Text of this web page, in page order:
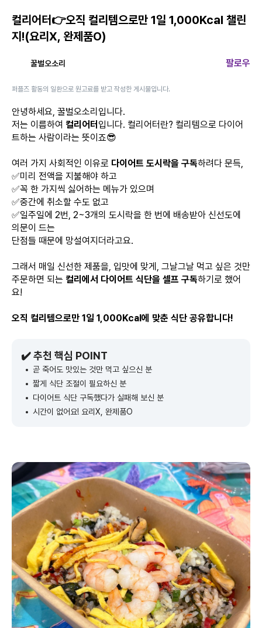
컬리어터👉오직 컬리템으로만 1일 1,000Kcal 챌린
지!(요리X, 완제품O)
꿀벌오소리 팔로우
퍼플즈 활동의 일환으로 원고료를 받고 작성한 게시물입니다.
안녕하세요, 꿀벌오소리입니다.
저는 이름하여 컬리어터 입니다. 컬리어터란? 컬리템으로 다이어
트하는 사람이라는 뜻이죠😎
여러 가지 사회적인 이유로 다이어트 도시락을 구독하려다 문득,
✅미리 전액을 지불해야 하고
✅꼭 한 가지씩 싫어하는 메뉴가 있으며
✅중간에 취소할 수도 없고
✅일주일에 2번, 2~3개의 도시락을 한 번에 배송받아 신선도에
의문이 드는
단점들 때문에 망설여지더라고요.
그래서 매일 신선한 제품을, 입맛에 맞게, 그날그날 먹고 싶은 것만
주문하면 되는 컬리에서 다이어트 식단을 셀프 구독하기로 했어
요!
오직 컬리템으로만 1일 1,000Kcal에 맞춘 식단 공유합니다!
✔️ 추천 핵심 POINT
곧 죽어도 맛있는 것만 먹고 싶으신 분
짧게 식단 조절이 필요하신 분
다이어트 식단 구독했다가 실패해 보신 분
시간이 없어요! 요리X, 완제품O